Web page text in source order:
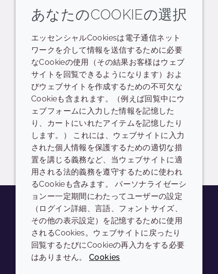
関連するリソース
POS
Ovaliss™ product overview sheets
日本語: 2.6 MB READ DESCRIPTIONS
ログイン/登録 ドロップダウンを切り
YoutubeInstagramLinkedInTiktok
会社 LEGAL
あなたのCOOKIEの選択
エッセンシャルCookiesは電子通信ネット
ワークを介して情報を送信するために必要
なCookieの使用（その結果お客様はウェブ
サイトを回覧できるようになります）およ
びウェブサイトを作成するための不可欠な
Cookieも含まれます。（例えば回覧中にウ
ェブフォームに入力した情報を記憶した
り、カートにいれたアイテムを記憶したり
します。） これには、ウェブサイトに入力
された個人情報を保護するための適切な措
置を講じる義務など、当ウェブサイトに適
用される法的義務を遵守するために使われ
るCookieも含みます。 パーソナライゼーシ
ョンー一定期間にわたってユーザーの設定
（ログイン詳細、言語、フォントサイズ、
その他の表示設定）を記憶するために使用
されるCookies。ウェブサイトに戻ったり
回覧するたびにCookieの再入力をする必要
はありません。Cookies